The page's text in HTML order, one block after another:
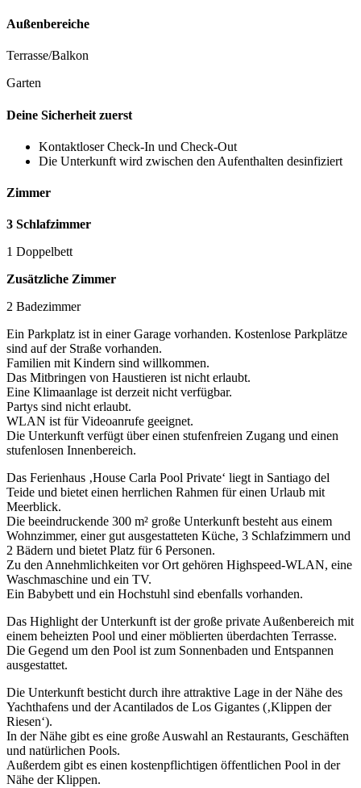
Außenbereiche
Terrasse/Balkon
Garten
Deine Sicherheit zuerst
Kontaktloser Check-In und Check-Out
Die Unterkunft wird zwischen den Aufenthalten desinfiziert
Zimmer
3 Schlafzimmer
1 Doppelbett
Zusätzliche Zimmer
2 Badezimmer
Ein Parkplatz ist in einer Garage vorhanden. Kostenlose Parkplätze
sind auf der Straße vorhanden.
Familien mit Kindern sind willkommen.
Das Mitbringen von Haustieren ist nicht erlaubt.
Eine Klimaanlage ist derzeit nicht verfügbar.
Partys sind nicht erlaubt.
WLAN ist für Videoanrufe geeignet.
Die Unterkunft verfügt über einen stufenfreien Zugang und einen
stufenlosen Innenbereich.
Das Ferienhaus ‚House Carla Pool Private‘ liegt in Santiago del
Teide und bietet einen herrlichen Rahmen für einen Urlaub mit
Meerblick.
Die beeindruckende 300 m² große Unterkunft besteht aus einem
Wohnzimmer, einer gut ausgestatteten Küche, 3 Schlafzimmern und
2 Bädern und bietet Platz für 6 Personen.
Zu den Annehmlichkeiten vor Ort gehören Highspeed-WLAN, eine
Waschmaschine und ein TV.
Ein Babybett und ein Hochstuhl sind ebenfalls vorhanden.
Das Highlight der Unterkunft ist der große private Außenbereich mit
einem beheizten Pool und einer möblierten überdachten Terrasse.
Die Gegend um den Pool ist zum Sonnenbaden und Entspannen
ausgestattet.
Die Unterkunft besticht durch ihre attraktive Lage in der Nähe des
Yachthafens und der Acantilados de Los Gigantes (‚Klippen der
Riesen‘).
In der Nähe gibt es eine große Auswahl an Restaurants, Geschäften
und natürlichen Pools.
Außerdem gibt es einen kostenpflichtigen öffentlichen Pool in der
Nähe der Klippen.